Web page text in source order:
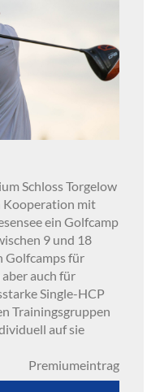
Schloss Torgelow
Kooperation mit
ein Golfcamp
9 und 18
Golfcamps für
auch für
Single-HCP
Trainingsgruppen
auf sie
Premiumeintrag